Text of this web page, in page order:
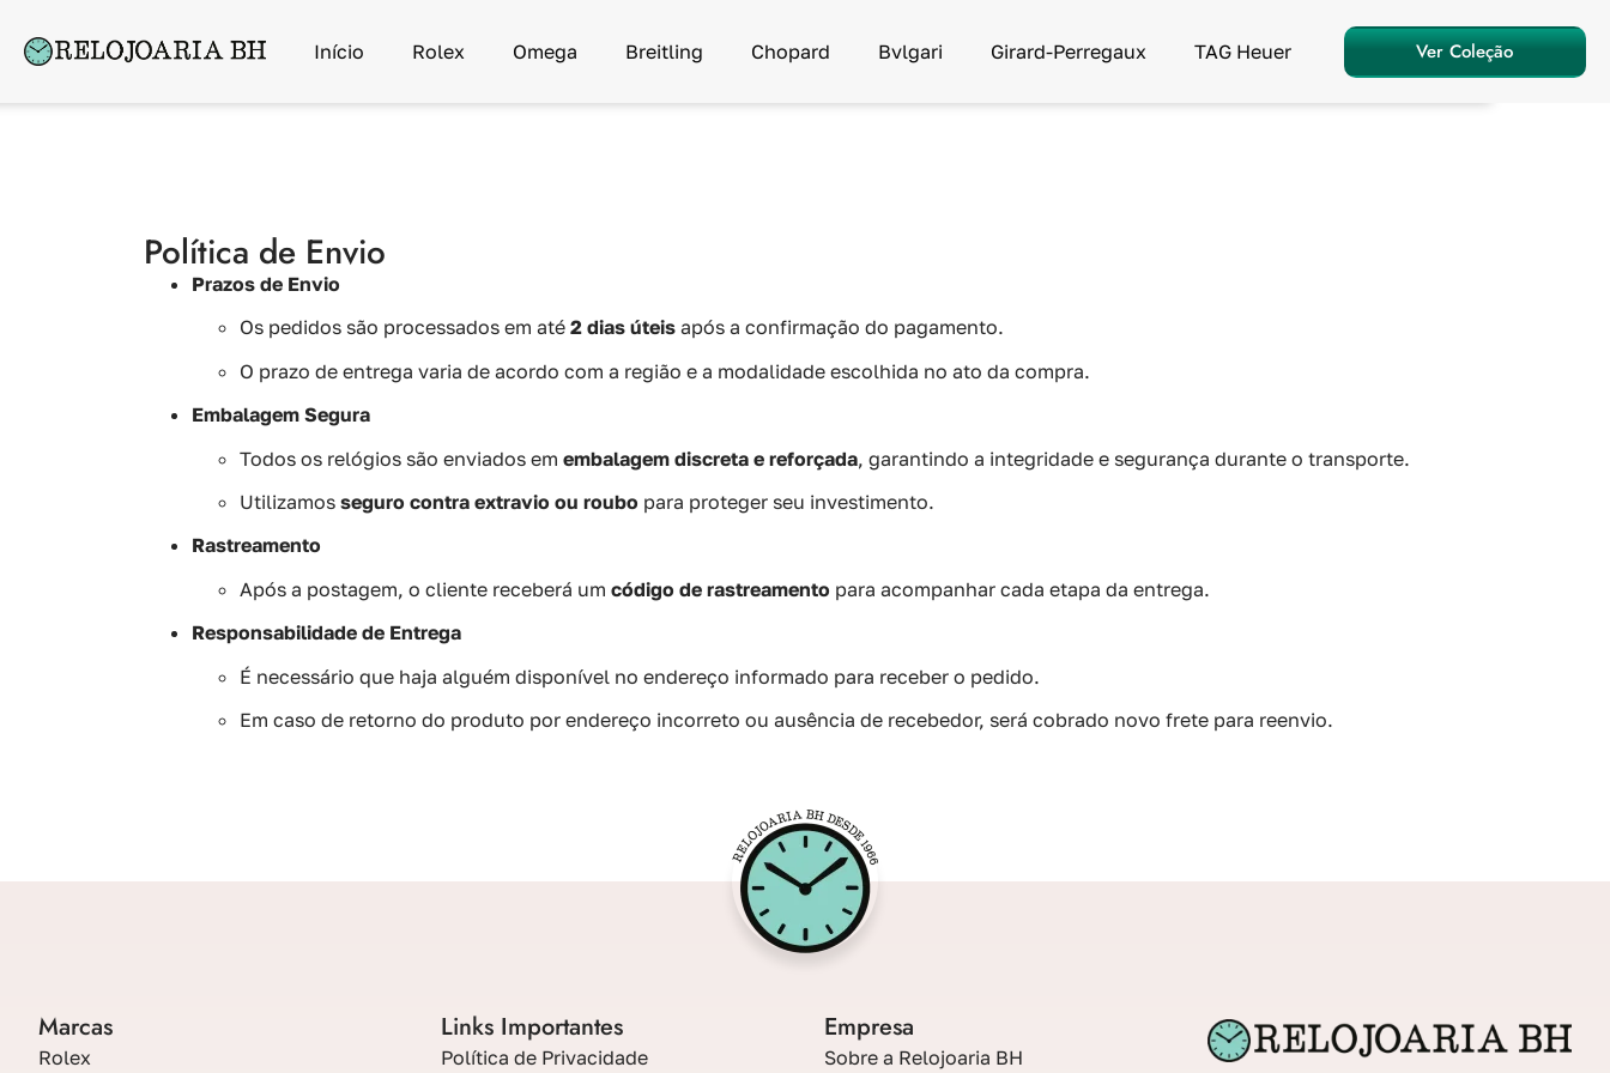
Início Rolex Omega Breitling Chopard Bvlgari Girard-Perregaux TAG Heuer Ver Coleção
Política de Envio
Prazos de Envio
Os pedidos são processados em até 2 dias úteisapós a confirmação do pagamento.
O prazo de entrega varia de acordo com a região e a modalidade escolhida no ato da compra.
Embalagem Segura
Todos os relógios são enviados em embalagem discreta e reforçada, garantindo a integridade e segurança durante o transporte.
Utilizamos seguro contra extravio ou roubo para proteger seu investimento.
Rastreamento
Após a postagem, o cliente receberá um código de rastreamento para acompanhar cada etapa da entrega.
Responsabilidade de Entrega
É necessário que haja alguém disponível no endereço informado para receber o pedido.
Em caso de retorno do produto por endereço incorreto ou ausência de recebedor, será cobrado novo frete para reenvio.
Marcas
Rolex
Links Importantes
Política de Privacidade
Empresa
Sobre a Relojoaria BH